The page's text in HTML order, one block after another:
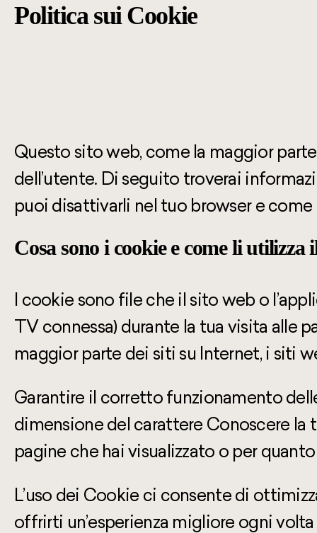
Politica sui Cookie
Questo sito web, come la maggior
dell’utente. Di seguito troverai
puoi disattivarli nel tuo browser e
Cosa sono i cookie e come li utilizza
I cookie sono file che il sito web o
TV connessa) durante la tua visita alle
maggior parte dei siti su Internet, i siti
Garantire il corretto funzionamento
dimensione del carattere Conoscere la
pagine che hai visualizzato o per
L’uso dei Cookie ci consente di
offrirti un’esperienza migliore ogni